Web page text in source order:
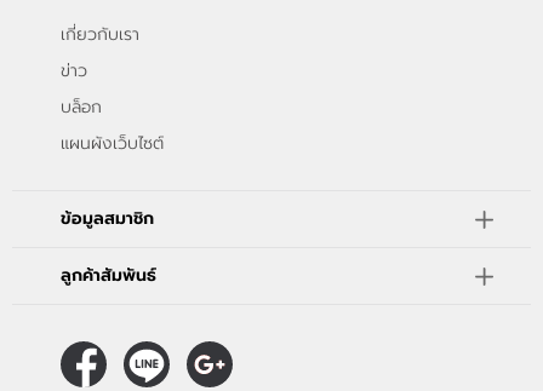
เกี่ยวกับเรา
ข่าว
บล็อก
แผนผังเว็บไซต์
ข้อมูลสมาชิก
ลูกค้าสัมพันธ์